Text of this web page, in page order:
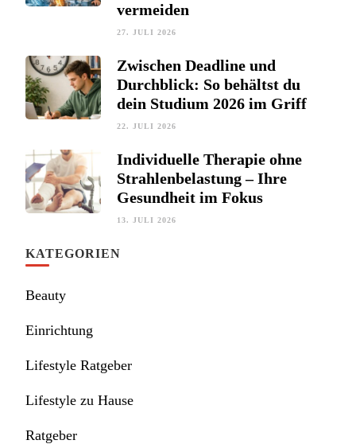
vermeiden
27. JULI 2026
Zwischen Deadline und
Durchblick: So behältst du
dein Studium 2026 im Griff
22. JULI 2026
Individuelle Therapie ohne
Strahlenbelastung – Ihre
Gesundheit im Fokus
13. JULI 2026
KATEGORIEN
Beauty
Einrichtung
Lifestyle Ratgeber
Lifestyle zu Hause
Ratgeber